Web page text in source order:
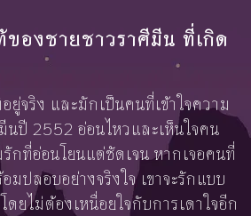
องชายชาวราศีมีน ที่เกิด
ยู่จริง และมักเป็นคนที่เข้าใจความ
นปี 2552 อ่อนไหวและเห็นใจคน
กที่อ่อนโยนแต่ชัดเจน หากเจอคนที่
ปลอบอย่างจริงใจ เขาจะรักแบบ
ดยไม่ต้องเหนื่อยใจกับการเดาใจอีก